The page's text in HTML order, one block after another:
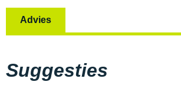
Advies
Suggesties